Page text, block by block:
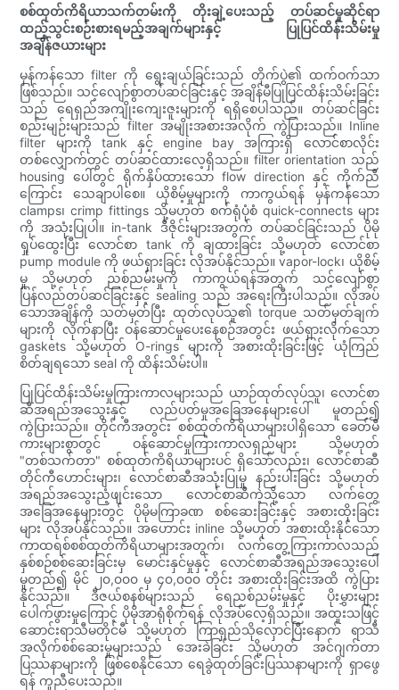
စစ်ထုတ်ကိရိယာသက်တမ်းကို တိုးချဲ့ပေးသည့် တပ်ဆင်မှုဆိုင်ရာ
ထည့်သွင်းစဉ်းစားရမည့်အချက်များနှင့် ပြုပြင်ထိန်းသိမ်းမှု
အချိန်ဇယားများ
မှန်ကန်သော filter ကို ရွေးချယ်ခြင်းသည် တိုက်ပွဲ၏ ထက်ဝက်သာ
ဖြစ်သည်။ သင့်လျော်စွာတပ်ဆင်ခြင်းနှင့် အချိန်မီပြုပြင်ထိန်းသိမ်းခြင်း
သည် ရေရှည်အကျိုးကျေးဇူးများကို ရရှိစေပါသည်။ တပ်ဆင်ခြင်း
စည်းမျဉ်းများသည် filter အမျိုးအစားအလိုက် ကွဲပြားသည်။ Inline
filter များကို tank နှင့် engine bay အကြားရှိ လောင်စာလိုင်း
တစ်လျှောက်တွင် တပ်ဆင်ထားလေ့ရှိသည်။ filter orientation သည်
housing ပေါ်တွင် ရိုက်နှိပ်ထားသော flow direction နှင့် ကိုက်ညီ
ကြောင်း သေချာပါစေ။ ယိုစိမ့်မှုများကို ကာကွယ်ရန် မှန်ကန်သော
clamps၊ crimp fittings သို့မဟုတ် စက်ရုံပုံစံ quick-connects များ
ကို အသုံးပြုပါ။ in-tank ဒီဇိုင်းများအတွက် တပ်ဆင်ခြင်းသည် ပိုမို
ရှုပ်ထွေးပြီး လောင်စာ tank ကို ချထားခြင်း သို့မဟုတ် လောင်စာ
pump module ကို ဖယ်ရှားခြင်း လိုအပ်နိုင်သည်။ vapor-lock၊ ယိုစိမ့်
မှု သို့မဟုတ် ညစ်ညမ်းမှုကို ကာကွယ်ရန်အတွက် သင့်လျော်စွာ
ပြန်လည်တပ်ဆင်ခြင်းနှင့် sealing သည် အရေးကြီးပါသည်။ လိုအပ်
သောအချိန်ကို သတ်မှတ်ပြီး ထုတ်လုပ်သူ၏ torque သတ်မှတ်ချက်
များကို လိုက်နာပြီး ဝန်ဆောင်မှုပေးနေစဉ်အတွင်း ဖယ်ရှားလိုက်သော
gaskets သို့မဟုတ် O-rings များကို အစားထိုးခြင်းဖြင့် ယုံကြည်
စိတ်ချရသော seal ကို ထိန်းသိမ်းပါ။
ပြုပြင်ထိန်းသိမ်းမှုကြားကာလများသည် ယာဉ်ထုတ်လုပ်သူ၊ လောင်စာ
ဆီအရည်အသွေးနှင့် လည်ပတ်မှုအခြေအနေများပေါ် မူတည်၍
ကွဲပြားသည်။ တိုင်ကီအတွင်း စစ်ထုတ်ကိရိယာများပါရှိသော ခေတ်မီ
ကားများစွာတွင် ဝန်ဆောင်မှုကြားကာလရှည်များ သို့မဟုတ်
"တစ်သက်တာ" စစ်ထုတ်ကိရိယာများပင် ရှိသော်လည်း၊ လောင်စာဆီ
တိုင်ကီဟောင်းများ၊ လောင်စာဆီအသုံးပြုမှု နည်းပါးခြင်း သို့မဟုတ်
အရည်အသွေးညံ့ဖျင်းသော လောင်စာဆီကဲ့သို့သော လက်တွေ့
အခြေအနေများတွင် ပိုမိုမကြာခဏ စစ်ဆေးခြင်းနှင့် အစားထိုးခြင်း
များ လိုအပ်နိုင်သည်။ အဟောင်း inline သို့မဟုတ် အစားထိုးနိုင်သော
ကာထရစ်စစ်ထုတ်ကိရိယာများအတွက်၊ လက်တွေ့ကြားကာလသည်
နှစ်စဉ်စစ်ဆေးခြင်းမှ မောင်းနှင်မှုနှင့် လောင်စာဆီအရည်အသွေးပေါ်
မူတည်၍ မိုင် ၂၀,၀၀၀ မှ ၄၀,၀၀၀ တိုင်း အစားထိုးခြင်းအထိ ကွဲပြား
နိုင်သည်။ ဒီဇယ်စနစ်များသည် ရေညစ်ညမ်းမှုနှင့် ပိုးမွှားများ
ပေါက်ဖွားမှုကြောင့် ပိုမိုအာရုံစိုက်ရန် လိုအပ်လေ့ရှိသည်။ အထူးသဖြင့်
ဆောင်းရာသီမတိုင်မီ သို့မဟုတ် ကြာရှည်သိုလှောင်ပြီးနောက် ရာသီ
အလိုက်စစ်ဆေးမှုများသည် အေးခဲခြင်း သို့မဟုတ် အင်ဂျက်တာ
ပြဿနာများကို ဖြစ်စေနိုင်သော ရေခွဲထုတ်ခြင်းပြဿနာများကို ရှာဖွေ
ရန် ကူညီပေးသည်။